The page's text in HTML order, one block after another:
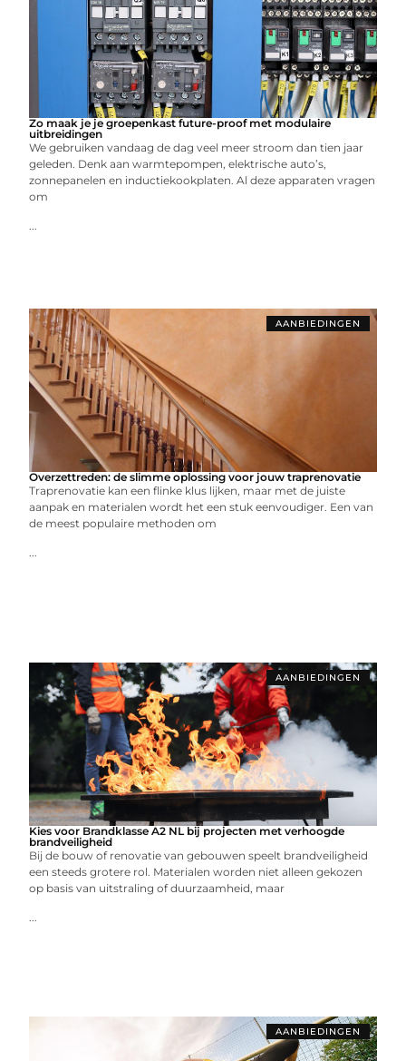
Zo maak je je groepenkast future-proof met modulaire
uitbreidingen
We gebruiken vandaag de dag veel meer stroom dan tien jaar
geleden. Denk aan warmtepompen, elektrische auto’s,
zonnepanelen en inductiekookplaten. Al deze apparaten vragen
om
...
AANBIEDINGEN
Overzettreden: de slimme oplossing voor jouw traprenovatie
Traprenovatie kan een flinke klus lijken, maar met de juiste
aanpak en materialen wordt het een stuk eenvoudiger. Een van
de meest populaire methoden om
...
AANBIEDINGEN
Kies voor Brandklasse A2 NL bij projecten met verhoogde
brandveiligheid
Bij de bouw of renovatie van gebouwen speelt brandveiligheid
een steeds grotere rol. Materialen worden niet alleen gekozen
op basis van uitstraling of duurzaamheid, maar
...
AANBIEDINGEN